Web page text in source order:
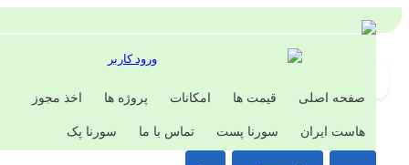
ورود کاربر
صفحه اصلی قیمت ها امکانات پروژه ها اخذ مجوز
هاست ایران سورنا پست تماس با ما سورنا پک